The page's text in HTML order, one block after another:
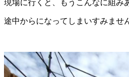
現場に行くと、もうこんなに組み
途中からになってしまいすみませ